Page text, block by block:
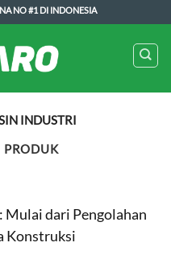
NO #1 DI INDONESIA
INDUSTRI
PRODUK
dari Pengolahan
Konstruksi